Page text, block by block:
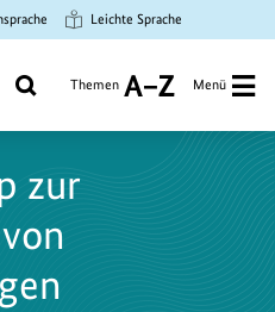
Leichte Sprache
Themen
A
Z
Menü
zur